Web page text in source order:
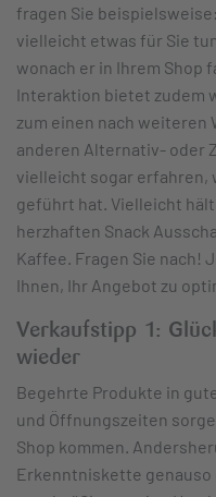
fragen Sie beispielsweise:
vielleicht etwas für Sie
wonach er in Ihrem Shop
Interaktion bietet zudem
zum einen nach weiteren
anderen Alternativ- oder
vielleicht sogar erfahren,
geführt hat. Vielleicht
herzhaften Snack
Kaffee. Fragen Sie nach!
Ihnen, Ihr Angebot zu
Verkaufstipp 1:
wieder
Begehrte Produkte in
und Öffnungszeiten
Shop kommen.
Erkenntniskette genauso